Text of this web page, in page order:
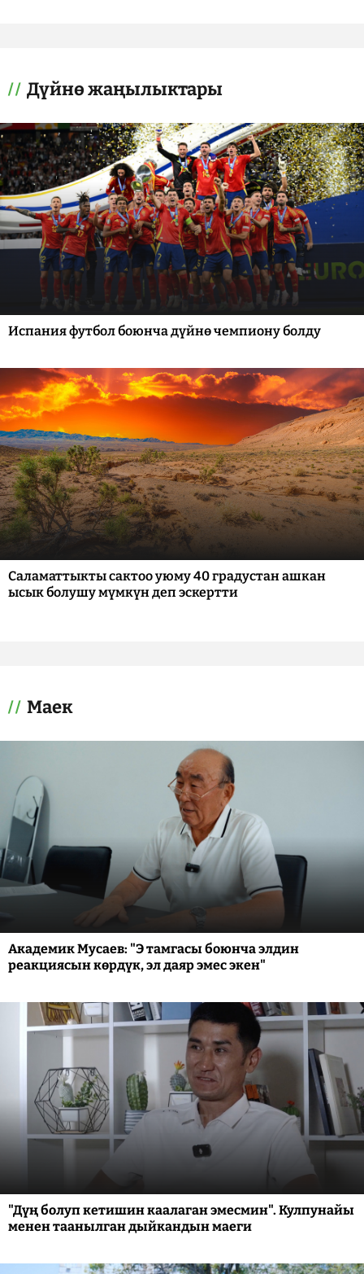
Дүйнө жаңылыктары
Испания футбол боюнча дүйнө чемпиону болду
Саламаттыкты сактоо уюму 40 градустан ашкан
ысык болушу мүмкүн деп эскертти
Маек
Академик Мусаев: "Э тамгасы боюнча элдин
реакциясын көрдүк, эл даяр эмес экен"
"Дүң болуп кетишин каалаган эмесмин". Кулпунайы
менен таанылган дыйкандын маеги